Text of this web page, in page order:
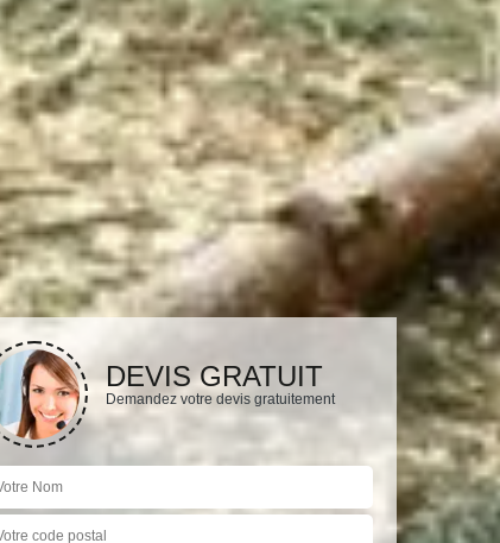
DEVIS GRATUIT
Demandez votre devis gratuitement